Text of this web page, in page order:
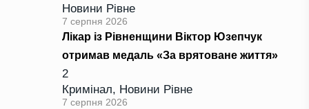
Новини Рівне
7 серпня 2026
Лікар із Рівненщини Віктор Юзепчук
отримав медаль «За врятоване життя»
2
Кримінал, Новини Рівне
7 серпня 2026